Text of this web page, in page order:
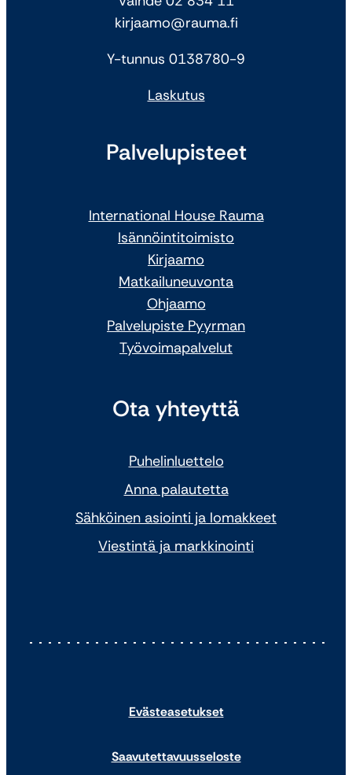
kirjaamo@rauma.fi
Y-tunnus 0138780-9
Laskutus
Palvelupisteet
International House Rauma
Isännöintitoimisto
Kirjaamo
Matkailuneuvonta
Ohjaamo
Palvelupiste Pyyrman
Työvoimapalvelut
Ota yhteyttä
Puhelinluettelo
Anna palautetta
Sähköinen asiointi ja lomakkeet
Viestintä ja markkinointi
Evästeasetukset
Saavutettavuusseloste